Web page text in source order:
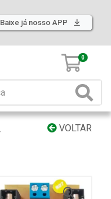
Baixe já nosso APP
0
VOLTAR